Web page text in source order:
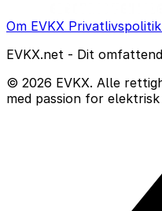
Om EVKX Privatlivspolitik
EVKX.net - Dit
© 2026 EVKX. Alle
med passion for